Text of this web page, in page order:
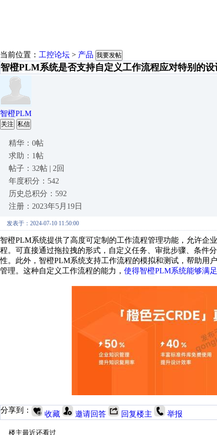
当前位置： 工控论坛 > 产品 我要发帖
智橙PLM系统是否支持自定义工作流程应对特别的
智橙PLM
关注 私信
精华：0帖
求助：1帖
帖子：32帖 | 2回
年度积分：542
历史总积分：592
注册：2023年5月19日
发表于：2024-07-10 11:50:00
智橙PLM系统提供了高度可定制的工作流程管理功能，允许企
程。可直接通过拖拉拽的形式，自定义任务、审批步骤、条件
性。此外，智橙PLM系统支持工作流程的模拟和测试，帮助用
管理。这种自定义工作流程的能力， 使得智橙PLM系统能够满
分享到： 收藏 邀请回答 回复楼主 举报
楼主最近还看过